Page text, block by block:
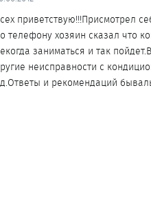
приветствую!!!Присмотрел
телефону хозяин сказал что
заниматься и так
неисправности с
и рекомендаций